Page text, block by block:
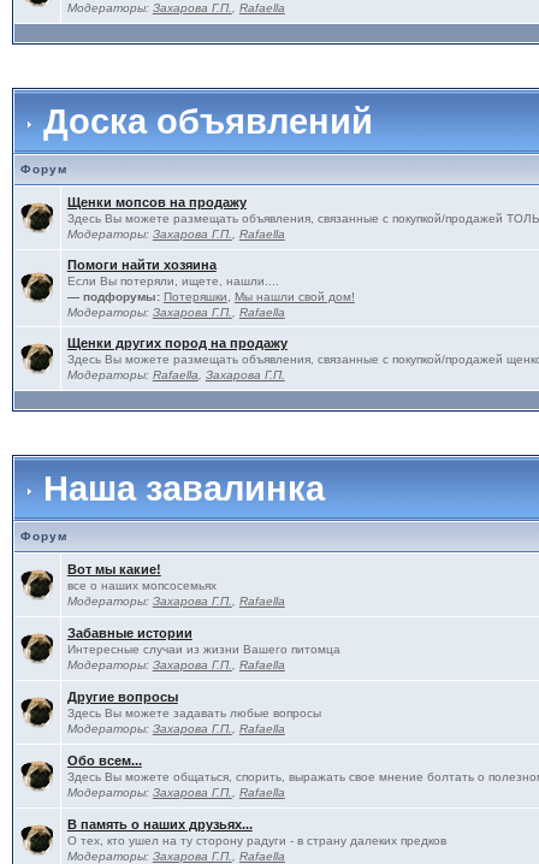
Модераторы: Захарова Г.П. Rafaella
Доска объявлений
Форум
Щенки мопсов на продажу
Здесь Вы можете размещать объявления, связанные с покупкой/продажей
Модераторы: Захарова Г.П. Rafaella
Помоги найти хозяина
Если Вы потеряли, ищете, нашли....
— подфорумы: Потеряшки
Мы нашли свой дом!
Модераторы: Захарова Г.П. Rafaella
Щенки других пород на продажу
Здесь Вы можете размещать объявления, связанные с покупкой/продажей
Модераторы: Rafaella Захарова Г.П.
Наша завалинка
Форум
Вот мы какие!
все о наших мопсосемьях
Модераторы: Захарова Г.П. Rafaella
Забавные истории
Интересные случаи из жизни Вашего питомца
Модераторы: Захарова Г.П. Rafaella
Другие вопросы
Здесь Вы можете задавать любые вопросы
Модераторы: Захарова Г.П. Rafaella
Обо всем...
Здесь Вы можете общаться, спорить, выражать свое мнение болтать о
Модераторы: Захарова Г.П. Rafaella
В память о наших друзьях...
О тех, кто ушел на ту сторону радуги - в страну далеких предков
Модераторы: Захарова Г.П. Rafaella